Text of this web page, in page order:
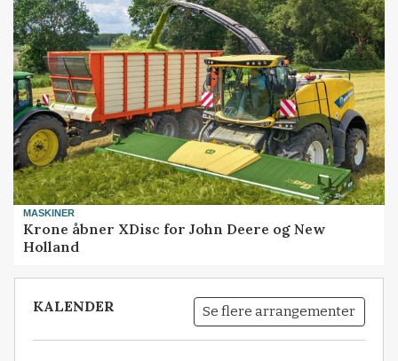
MASKINER
Krone åbner XDisc for John Deere og New
Holland
KALENDER Se flere arrangementer